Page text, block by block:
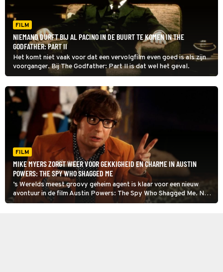
FILM
NIEMAND DURFT BIJ AL PACINO IN DE BUURT TE KOMEN IN THE
GODFATHER: PART II
Het komt niet vaak voor dat een vervolgfilm even goed is als zijn
voorganger. Bij The Godfather: Part II is dat wel het geval.
FILM
MIKE MYERS ZORGT WEER VOOR GEKKIGHEID EN CHARME IN AUSTIN
POWERS: THE SPY WHO SHAGGED ME
’s Werelds meest groovy geheim agent is klaar voor een nieuw
avontuur in de film Austin Powers: The Spy Who Shagged Me. Net
als in het eerste deel neemt hij het op tegen dr. Evil.